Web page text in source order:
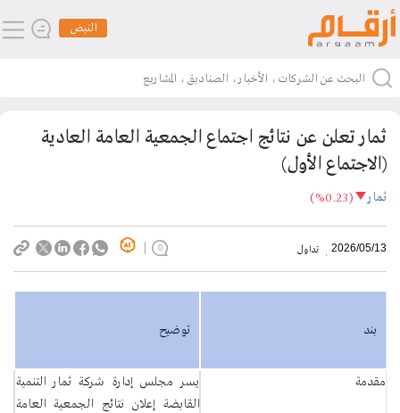
النبض
ثمار تعلن عن نتائج اجتماع الجمعية العامة العادية
(الاجتماع الأول)
ثمار (%0.23)
2026/05/13 تداول 0
بند توضيح
مقدمة
يسر مجلس إدارة شركة ثمار التنمية
القابضة إعلان نتائج الجمعية العامة